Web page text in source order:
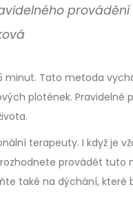
minut. Tato metoda
plotének.
terapeuty. I když je
provádět tuto
také na dýchání,